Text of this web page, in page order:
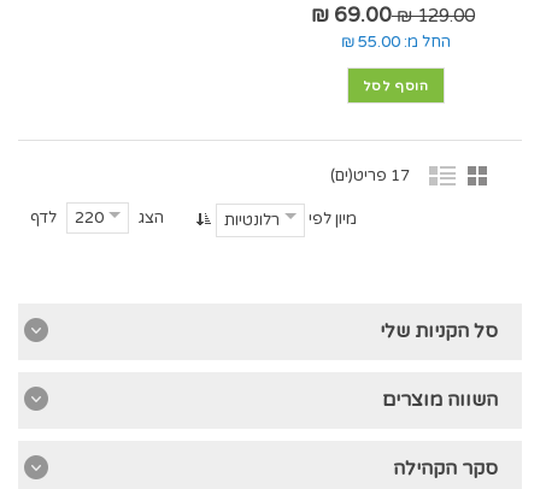
129.00 ₪
69.00 ₪
החל מ: 55.00 ₪
הוסף לסל
17 פריט(ים)
הצג 220 לדף מיון לפי רלונטיות
סל הקניות שלי
השווה מוצרים
סקר הקהילה